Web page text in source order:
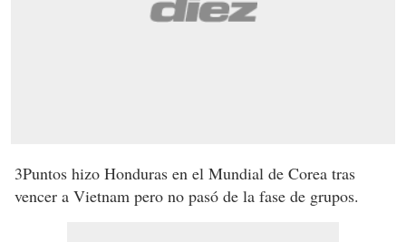
3Puntos hizo Honduras en el Mundial de Corea tras
vencer a Vietnam pero no pasó de la fase de grupos.